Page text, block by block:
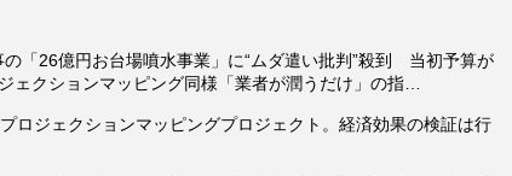
の「26億円お台場噴水事業」に“ムダ遣い批判”殺到 当初予算が
ェクションマッピング同様「業者が潤うだけ」の指…
プロジェクションマッピングプロジェクト。経済効果の検証は行